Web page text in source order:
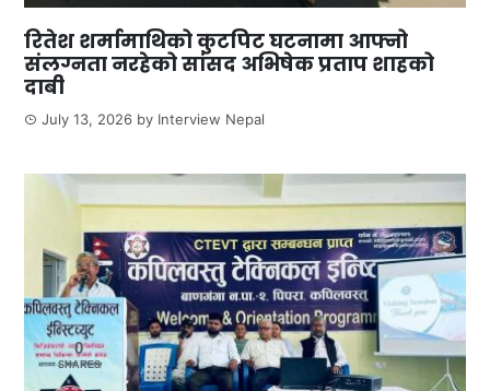
रितेश शर्मामाथिको कुटपिट घटनामा आफ्नो
संलग्नता नरहेको सांसद अभिषेक प्रताप शाहको
दाबी
July 13, 2026 by Interview Nepal
0
SHARES